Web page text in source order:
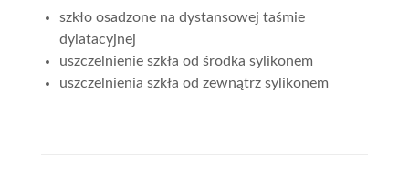
szkło osadzone na dystansowej taśmie
dylatacyjnej
uszczelnienie szkła od środka sylikonem
uszczelnienia szkła od zewnątrz sylikonem